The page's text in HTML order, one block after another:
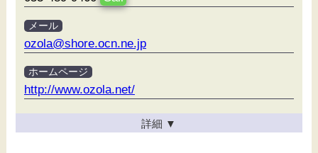
メール
ozola@shore.ocn.ne.jp
ホームページ
http://www.ozola.net/
詳細 ▼